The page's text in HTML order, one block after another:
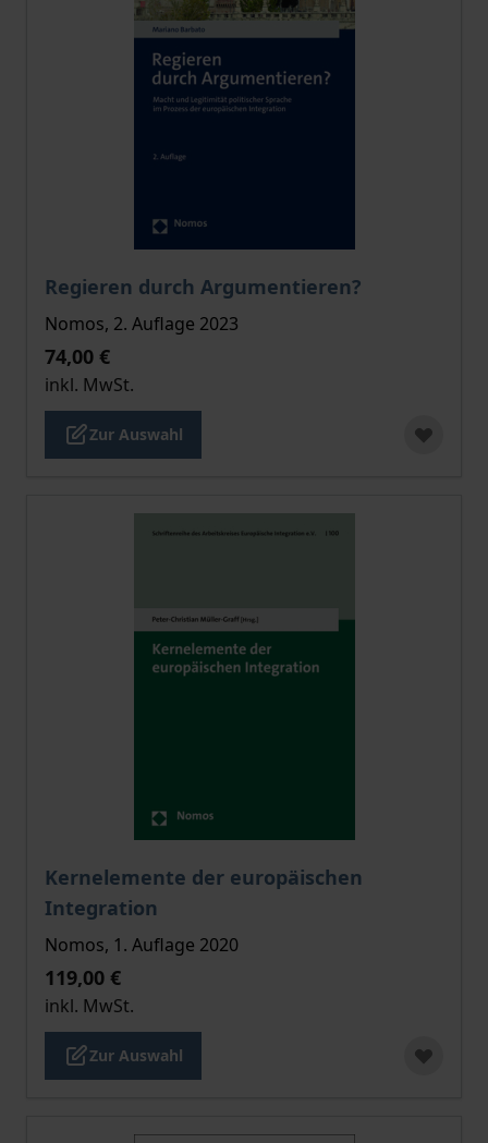
Regieren durch Argumentieren?
Der Preis dieses Titels richtet sich nach der
Nomos, 2. Auflage 2023
74,00 €
inkl. MwSt.
Zur Auswahl
Kernelemente der europäischen
Integration
Der Preis dieses Titels richtet sich nach der
Nomos, 1. Auflage 2020
119,00 €
inkl. MwSt.
Zur Auswahl